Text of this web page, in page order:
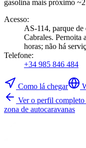
gasolina mais próximo
Acesso:
AS-114, parque de
Cabrales. Pernoita
horas; não há
Telefone:
+34 985 846 484
Como lá chegar
Ver o perfil
zona de autocaravanas